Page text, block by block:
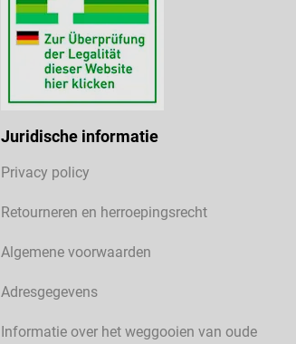
Juridische informatie
Privacy policy
Retourneren en herroepingsrecht
Algemene voorwaarden
Adresgegevens
Informatie over het weggooien van oude